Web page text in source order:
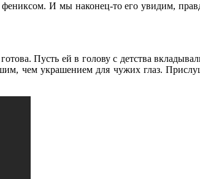
И мы наконец-то его увидим,
Пусть ей в голову с детства
чем украшением для чужих глаз.